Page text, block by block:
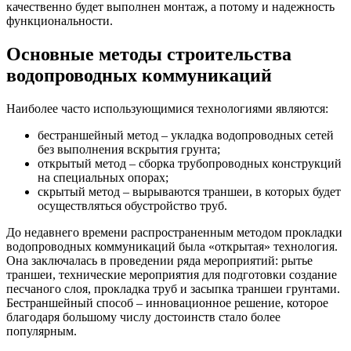
качественно будет выполнен монтаж, а потому и надежность
функциональности.
Основные методы строительства
водопроводных коммуникаций
Наиболее часто использующимися технологиями являются:
бестраншейный метод – укладка водопроводных сетей
без выполнения вскрытия грунта;
открытый метод – сборка трубопроводных конструкций
на специальных опорах;
скрытый метод – вырываются траншеи, в которых будет
осуществляться обустройство труб.
До недавнего времени распространенным методом прокладки
водопроводных коммуникаций была «открытая» технология.
Она заключалась в проведении ряда мероприятий: рытье
траншеи, технические мероприятия для подготовки создание
песчаного слоя, прокладка труб и засыпка траншеи грунтами.
Бестраншейный способ – инновационное решение, которое
благодаря большому числу достоинств стало более
популярным.